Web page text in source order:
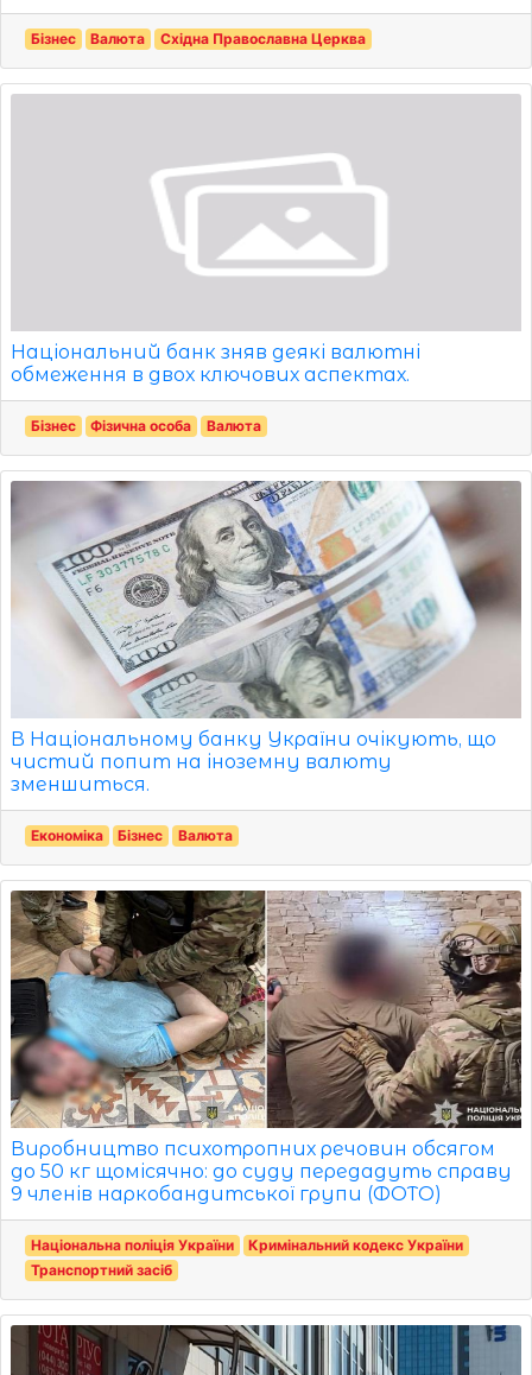
Бізнес Валюта Східна Православна Церква
Національний банк зняв деякі валютні
обмеження в двох ключових аспектах.
Бізнес Фізична особа Валюта
В Національному банку України очікують, що
чистий попит на іноземну валюту
зменшиться.
Економіка Бізнес Валюта
Виробництво психотропних речовин обсягом
до 50 кг щомісячно: до суду передадуть справу
9 членів наркобандитської групи (ФОТО)
Національна поліція України
Кримінальний кодекс України
Транспортний засіб